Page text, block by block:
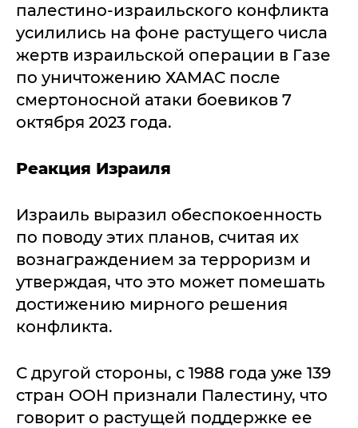
палестино-израильского конфликта
усилились на фоне растущего числа
жертв израильской операции в Газе
по уничтожению ХАМАС после
смертоносной атаки боевиков 7
октября 2023 года.
Реакция Израиля
Израиль выразил обеспокоенность
по поводу этих планов, считая их
вознаграждением за терроризм и
утверждая, что это может помешать
достижению мирного решения
конфликта.
С другой стороны, с 1988 года уже 139
стран ООН признали Палестину, что
говорит о растущей поддержке ее